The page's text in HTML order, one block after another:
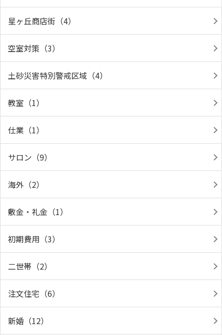
星ヶ丘商店街（4）
空室対策（3）
土砂災害特別警戒区域（4）
教室（1）
仕業（1）
サロン（9）
海外（2）
敷金・礼金（1）
初期費用（3）
二世帯（2）
注文住宅（6）
新婚（12）